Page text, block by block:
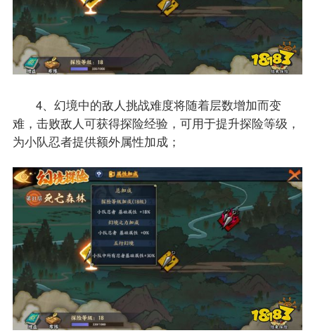
4、幻境中的敌人挑战难度将随着层数增加而变
难，击败敌人可获得探险经验，可用于提升探险等级，
为小队忍者提供额外属性加成；